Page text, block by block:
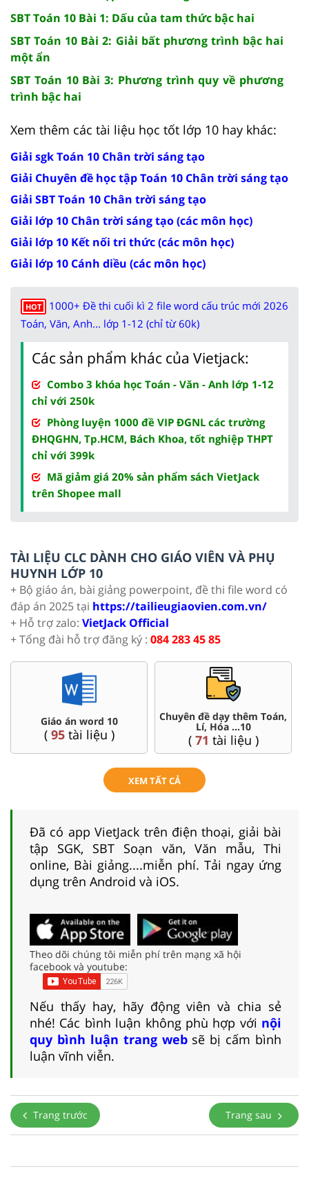
SBT Toán 10 Bài 1: Dấu của tam thức bậc hai
SBT Toán 10 Bài 2: Giải bất phương trình bậc hai
một ẩn
SBT Toán 10 Bài 3: Phương trình quy về phương
trình bậc hai
Xem thêm các tài liệu học tốt lớp 10 hay khác:
Giải sgk Toán 10 Chân trời sáng tạo
Giải Chuyên đề học tập Toán 10 Chân trời sáng tạo
Giải SBT Toán 10 Chân trời sáng tạo
Giải lớp 10 Chân trời sáng tạo (các môn học)
Giải lớp 10 Kết nối tri thức (các môn học)
Giải lớp 10 Cánh diều (các môn học)
HOT
1000+ Đề thi cuối kì 2 file word cấu trúc mới 2026
Toán, Văn, Anh... lớp 1-12 (chỉ từ 60k)
Các sản phẩm khác của Vietjack:
Combo 3 khóa học Toán - Văn - Anh lớp 1-12
chỉ với 250k
Phòng luyện 1000 đề VIP ĐGNL các trường
ĐHQGHN, Tp.HCM, Bách Khoa, tốt nghiệp THPT
chỉ với 399k
Mã giảm giá 20% sản phẩm sách VietJack
trên Shopee mall
TÀI LIỆU CLC DÀNH CHO GIÁO VIÊN VÀ PHỤ
HUYNH LỚP 10
+ Bộ giáo án, bài giảng powerpoint, đề thi file word có
đáp án 2025 tại https://tailieugiaovien.com.vn/
+ Hỗ trợ zalo: VietJack Official
+ Tổng đài hỗ trợ đăng ký : 084 283 45 85
Giáo án word 10
( 95tài liệu )
Chuyên đề dạy thêm Toán,
Lí, Hóa ...10
( 71 tài liệu )
XEM TẤT CẢ
Đã có app VietJack trên điện thoại, giải bài
tập SGK, SBT Soạn văn, Văn mẫu, Thi
online, Bài giảng....miễn phí. Tải ngay ứng
dụng trên Android và iOS.
Theo dõi chúng tôi miễn phí trên mạng xã hội
facebook và youtube:
Nếu thấy hay, hãy động viên và chia sẻ
nhé! Các bình luận không phù hợp với nội
quy bình luận trang websẽ bị cấm bình
luận vĩnh viễn.
Trang trước Trang sau